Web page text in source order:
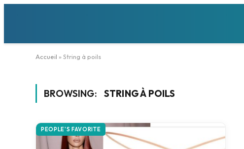
Accueil » String à poils
BROWSING: STRING À POILS
PEOPLE'S FAVORITE